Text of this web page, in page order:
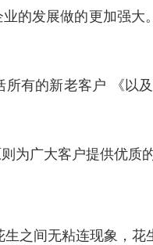
的发展做的更加强
有的新老客户 《以
为广大客户提供优质
之间无粘连现象，